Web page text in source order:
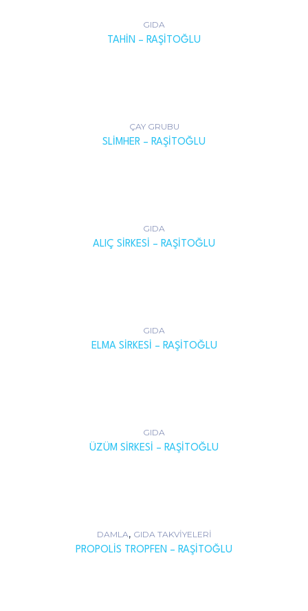
GIDA
TAHIN – RAŞITOĞLU
ÇAY GRUBU
SLIMHER – RAŞITOĞLU
GIDA
ALIÇ SIRKESI – RAŞITOĞLU
GIDA
ELMA SIRKESI – RAŞITOĞLU
GIDA
ÜZÜM SIRKESI – RAŞITOĞLU
DAMLA, GIDA TAKVIYELERI
PROPOLIS TROPFEN – RAŞITOĞLU